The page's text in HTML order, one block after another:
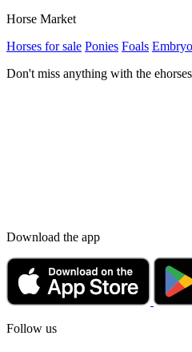
Horse Market
Horses for sale Ponies Foals
Don't miss anything with the
Download the app
Follow us